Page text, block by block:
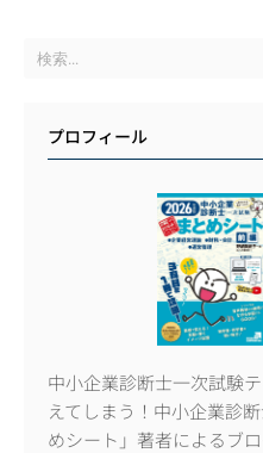
プロフィール
中小企業診断士一次試験
えてしまう！中小企業診
めシート」著者によるブロ